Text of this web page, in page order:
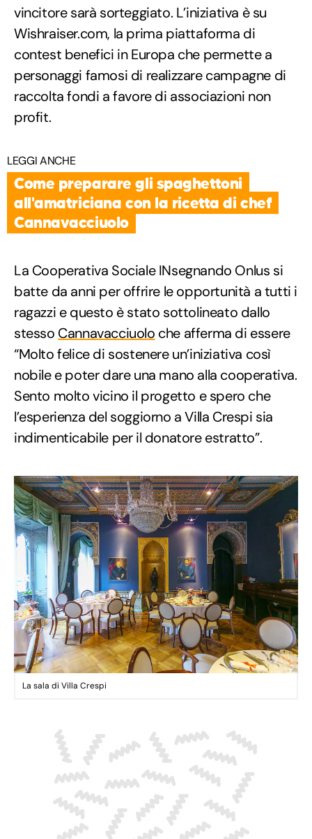
vincitore sarà sorteggiato. L’iniziativa è su
Wishraiser.com, la prima piattaforma di
contest benefici in Europa che permette a
personaggi famosi di realizzare campagne di
raccolta fondi a favore di associazioni non
profit.
LEGGI ANCHE
Come preparare gli spaghettoni
all'amatriciana con la ricetta di chef
Cannavacciuolo
La Cooperativa Sociale INsegnando Onlus si
batte da anni per offrire le opportunità a tutti i
ragazzi e questo è stato sottolineato dallo
stesso Cannavacciuolo che afferma di essere
“Molto felice di sostenere un’iniziativa così
nobile e poter dare una mano alla cooperativa.
Sento molto vicino il progetto e spero che
l’esperienza del soggiorno a Villa Crespi sia
indimenticabile per il donatore estratto”.
La sala di Villa Crespi